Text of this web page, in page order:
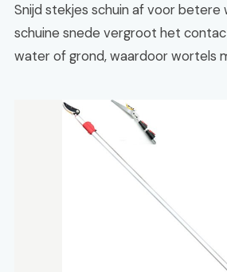
Snijd stekjes schuin af voor betere
schuine snede vergroot het
water of grond, waardoor wortels